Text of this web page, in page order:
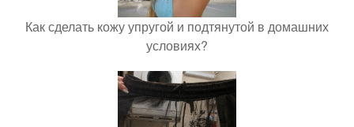
Как сделать кожу упругой и подтянутой в домашних
условиях?